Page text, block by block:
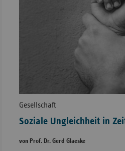
Gesellschaft
Soziale Ungleichheit in
von Prof. Dr. Gerd Glaeske